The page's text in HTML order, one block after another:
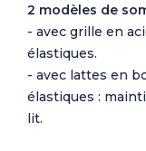
2 modèles de
- avec grille en
élastiques.
- avec lattes en
élastiques :
lit.